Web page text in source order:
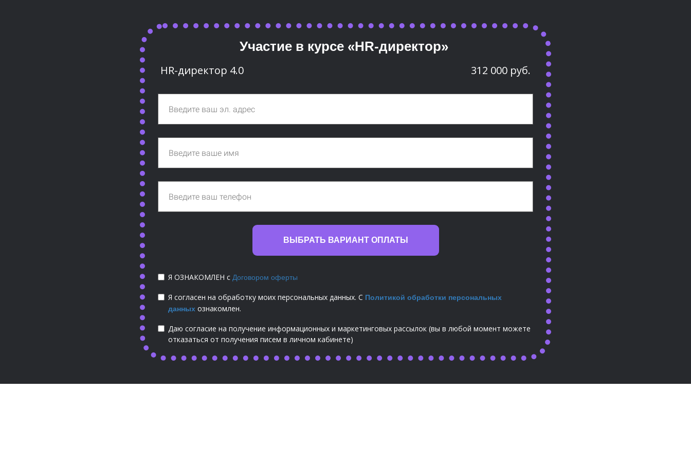
Участие в курсе «HR-директор»
HR-директор 4.0 312 000 руб.
ВЫБРАТЬ ВАРИАНТ ОПЛАТЫ
Я ОЗНАКОМЛЕН с Договором оферты
Я согласен на обработку моих персональных данных. С Политикой обработки персональных
данных ознакомлен.
Даю согласие на получение информационных и маркетинговых рассылок (вы в любой момент можете
отказаться от получения писем в личном кабинете)